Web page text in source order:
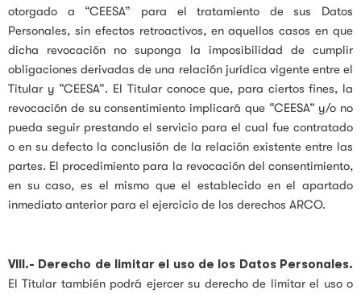
otorgado a “CEESA” para el tratamiento de sus Datos
Personales, sin efectos retroactivos, en aquellos casos en que
dicha revocación no suponga la imposibilidad de cumplir
obligaciones derivadas de una relación jurídica vigente entre el
Titular y “CEESA”. El Titular conoce que, para ciertos fines, la
revocación de su consentimiento implicará que “CEESA” y/o no
pueda seguir prestando el servicio para el cual fue contratado
o en su defecto la conclusión de la relación existente entre las
partes. El procedimiento para la revocación del consentimiento,
en su caso, es el mismo que el establecido en el apartado
inmediato anterior para el ejercicio de los derechos ARCO.
VIII.- Derecho de limitar el uso de los Datos Personales.
El Titular también podrá ejercer su derecho de limitar el uso o